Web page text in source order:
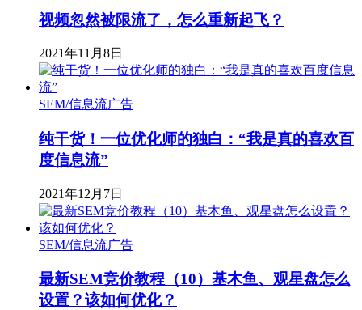
视频忽然被限流了，怎么重新起飞？
2021年11月8日
SEM/信息流广告
纯干货！一位优化师的独白：“我是真的喜欢百
度信息流”
2021年12月7日
SEM/信息流广告
最新SEM竞价教程（10）基木鱼、观星盘怎么
设置？该如何优化？